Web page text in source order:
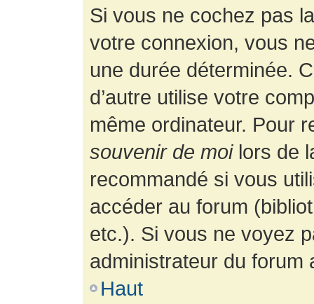
Si vous ne cochez pas
votre connexion, vous
une durée déterminée.
d’autre utilise votre
même ordinateur. Pour
souvenir de moilors de
recommandé si vous
accéder au forum
etc.). Si vous ne voyez
administrateur du forum
Haut